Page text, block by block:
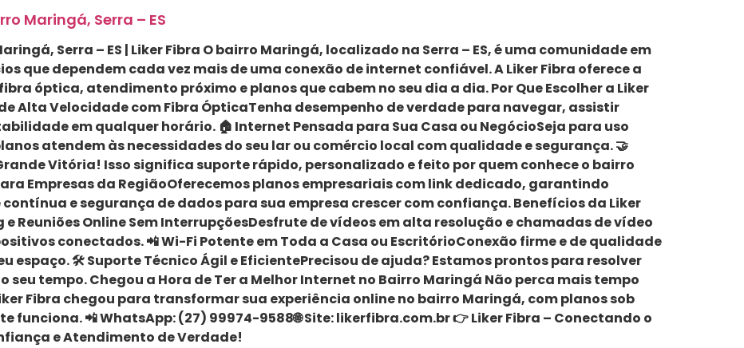
Maringá, Serra – ES
Serra – ES | Liker Fibra O bairro Maringá, localizado na Serra – ES, é uma comunidade em
que dependem cada vez mais de uma conexão de internet confiável. A Liker Fibra oferece a
óptica, atendimento próximo e planos que cabem no seu dia a dia. Por Que Escolher a Liker
de Alta Velocidade com Fibra ÓpticaTenha desempenho de verdade para navegar, assistir
em qualquer horário. 🏠 Internet Pensada para Sua Casa ou NegócioSeja para uso
atendem às necessidades do seu lar ou comércio local com qualidade e segurança. 🤝
Vitória! Isso significa suporte rápido, personalizado e feito por quem conhece o bairro
Empresas da RegiãoOferecemos planos empresariais com link dedicado, garantindo
e segurança de dados para sua empresa crescer com confiança. Benefícios da Liker
Reuniões Online Sem InterrupçõesDesfrute de vídeos em alta resolução e chamadas de vídeo
conectados. 📲 Wi-Fi Potente em Toda a Casa ou EscritórioConexão firme e de qualidade
espaço. 🛠️ Suporte Técnico Ágil e EficientePrecisou de ajuda? Estamos prontos para resolver
tempo. Chegou a Hora de Ter a Melhor Internet no Bairro Maringá Não perca mais tempo
Fibra chegou para transformar sua experiência online no bairro Maringá, com planos sob
📲 WhatsApp: (27) 99974-9588🌐 Site: likerfibra.com.br 👉 Liker Fibra – Conectando o
e Atendimento de Verdade!